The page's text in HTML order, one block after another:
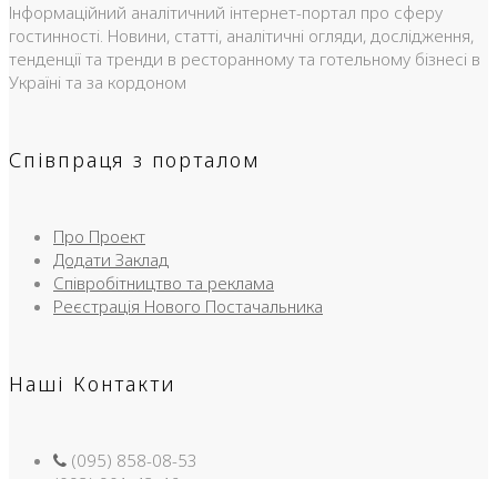
Інформаційний аналітичний інтернет-портал про сферу
гостинності. Новини, статті, аналітичні огляди, дослідження,
тенденції та тренди в ресторанному та готельному бізнесі в
Україні та за кордоном
Співпраця з порталом
Про Проект
Додати Заклад
Співробітництво та реклама
Реєстрація Нового Постачальника
Наші Контакти
(095) 858-08-53